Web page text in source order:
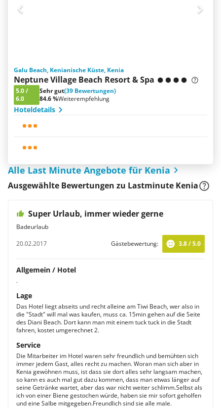
Galu Beach, Kenianische Küste, Kenia
Neptune Village Beach Resort & Spa
5.0/
6.0
Sehr gut(39 Bewertungen)
84.6 %Weiterempfehlung
Hoteldetails
Alle Last Minute Angebote für Kenia
Ausgewählte Bewertungen zu Lastminute Kenia
Super Urlaub, immer wieder gerne
Badeurlaub
20.02.2017
Gästebewertung: 3.8 / 5.0
Allgemein / Hotel
.
Lage
Das Hotel liegt abseits und recht alleine am Tiwi Beach, wer also in
die "Stadt" will mal was kaufen, muss ca. 15min gehen auf die Seite
des Diani Beach. Dort kann man mit einem tuck tuck in die Stadt
fahren, kostet umgerechnet 2.
Service
Die Mitarbeiter im Hotel waren sehr freundlich und bemühten sich
immer jedem Gast, alles recht zu machen. Woran man sich aber in
Kenia gewöhnen muss, ist dass sie dort alles sehr langsam machen,
so kann es auch mal gut dazu kommen, dass man etwas länger auf
seine Getränke wartet, aber das war nicht weiter schlimm.Selbst als
ich von einer Biene gestochen würde, haben sie mir sofort geholfen
und eine Salbe mitgegeben.Freundlich sind sie alle male.